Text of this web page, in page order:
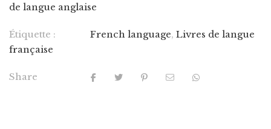
de langue anglaise
Étiquette : French language, Livres de langue
française
Share